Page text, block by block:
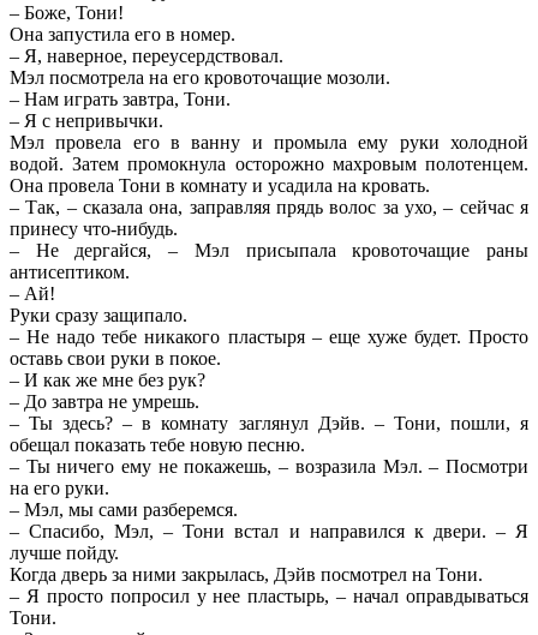
– Боже, Тони!
Она запустила его в номер.
– Я, наверное, переусердствовал.
Мэл посмотрела на его кровоточащие мозоли.
– Нам играть завтра, Тони.
– Я с непривычки.
Мэл провела его в ванну и промыла ему руки холодной
водой. Затем промокнула осторожно махровым полотенцем.
Она провела Тони в комнату и усадила на кровать.
– Так, – сказала она, заправляя прядь волос за ухо, – сейчас я
принесу что-нибудь.
– Не дергайся, – Мэл присыпала кровоточащие раны
антисептиком.
– Ай!
Руки сразу защипало.
– Не надо тебе никакого пластыря – еще хуже будет. Просто
оставь свои руки в покое.
– И как же мне без рук?
– До завтра не умрешь.
– Ты здесь? – в комнату заглянул Дэйв. – Тони, пошли, я
обещал показать тебе новую песню.
– Ты ничего ему не покажешь, – возразила Мэл. – Посмотри
на его руки.
– Мэл, мы сами разберемся.
– Спасибо, Мэл, – Тони встал и направился к двери. – Я
лучше пойду.
Когда дверь за ними закрылась, Дэйв посмотрел на Тони.
– Я просто попросил у нее пластырь, – начал оправдываться
Тони.